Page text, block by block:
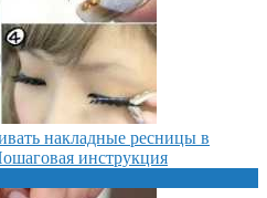
накладные ресницы в
инструкция